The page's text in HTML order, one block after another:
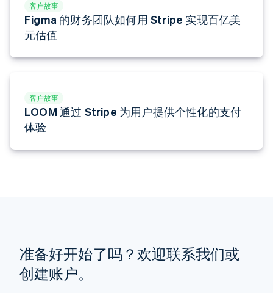
客户故事
Figma 的财务团队如何用 Stripe 实现百亿美
元估值
客户故事
LOOM 通过 Stripe 为用户提供个性化的支付
体验
准备好开始了吗？欢迎联系我们或
创建账户。
克罗地亚
EnglishItaliano
拉脱维亚
立陶宛
Deutsch
卢森堡
FrançaisDeutschEnglish
罗马尼亚
马尔他
Español
挪威
English
葡萄牙